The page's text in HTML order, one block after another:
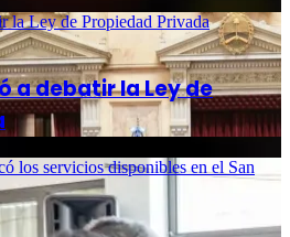
la Ley de Propiedad Privada
a debatir la Ley de
los servicios disponibles en el San